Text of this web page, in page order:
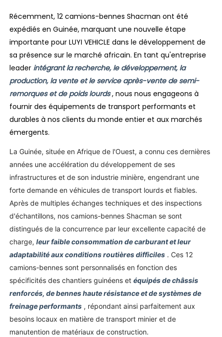
Récemment, 12 camions-bennes Shacman ont été
expédiés en Guinée, marquant une nouvelle étape
importante pour LUYI VEHICLE dans le développement de
sa présence sur le marché africain. En tant qu'entreprise
leader intégrant la recherche, le développement, la
production, la vente et le service après-vente de semi-
remorques et de poids lourds, nous nous engageons à
fournir des équipements de transport performants et
durables à nos clients du monde entier et aux marchés
émergents.
La Guinée, située en Afrique de l'Ouest, a connu ces dernières
années une accélération du développement de ses
infrastructures et de son industrie minière, engendrant une
forte demande en véhicules de transport lourds et fiables.
Après de multiples échanges techniques et des inspections
d'échantillons, nos camions-bennes Shacman se sont
distingués de la concurrence par leur excellente capacité de
charge,leur faible consommation de carburant et leur
adaptabilité aux conditions routières difficiles . Ces 12
camions-bennes sont personnalisés en fonction des
spécificités des chantiers guinéens etéquipés de châssis
renforcés, de bennes haute résistance et de systèmes de
freinage performants , répondant ainsi parfaitement aux
besoins locaux en matière de transport minier et de
manutention de matériaux de construction.